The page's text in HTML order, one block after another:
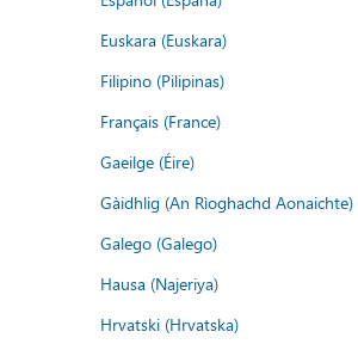
Euskara (Euskara)
Filipino (Pilipinas)
Français (France)
Gaeilge (Éire)
Gàidhlig (An Rìoghachd Aonaichte)
Galego (Galego)
Hausa (Najeriya)
Hrvatski (Hrvatska)